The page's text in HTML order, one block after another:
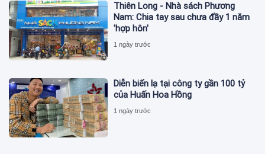
Thiên Long - Nhà sách Phương
Nam: Chia tay sau chưa đầy 1 năm
'hợp hôn'
1 ngày trước
Diễn biến lạ tại công ty gần 100 tỷ
của Huấn Hoa Hồng
1 ngày trước